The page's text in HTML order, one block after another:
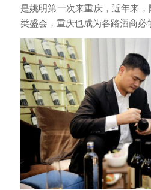
是姚明第一次来重庆，近年来
类盛会，重庆也成为各路酒商必